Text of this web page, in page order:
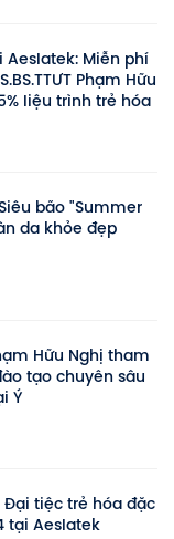
Aeslatek: Miễn phí
Phạm Hữu
liệu trình trẻ hóa
bão "Summer
da khỏe đẹp
Hữu Nghị tham
tạo chuyên sâu
Ý
Đại tiệc trẻ hóa đặc
tại Aeslatek